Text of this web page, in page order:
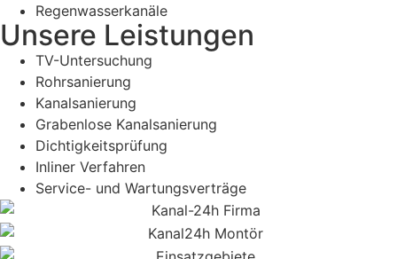
Regenwasserkanäle
Unsere Leistungen
TV-Untersuchung
Rohrsanierung
Kanalsanierung
Grabenlose Kanalsanierung
Dichtigkeitsprüfung
Inliner Verfahren
Service- und Wartungsverträge